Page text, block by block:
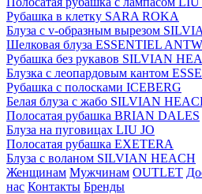
Рубашка в клетку SARA ROKA
Блуза с v-образным вырезом
Шелковая блуза ESSENTIEL
Рубашка без рукавов SILVIAN
Блузка с леопардовым кантом
Рубашка с полосками ICEBERG
Белая блуза с жабо SILVIAN
Полосатая рубашка BRIAN DALES
Блуза на пуговицах LIU JO
Полосатая рубашка EXETERA
Блуза с воланом SILVIAN HEACH
Женщинам Мужчинам OUTLET
нас Контакты Бренды